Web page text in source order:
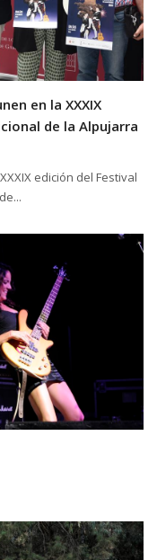
en la XXXIX
de la Alpujarra
edición del Festival